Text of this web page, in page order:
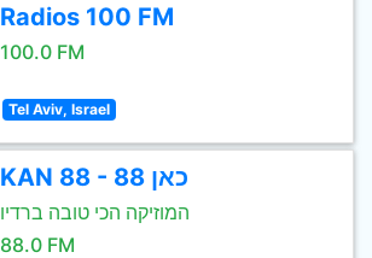
Radios 100 FM
100.0 FM
Tel Aviv, Israel
KAN 88 - כאן 88
המוזיקה הכי טובה ברדיו
88.0 FM